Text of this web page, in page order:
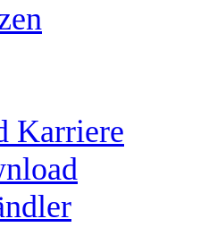
Karriere